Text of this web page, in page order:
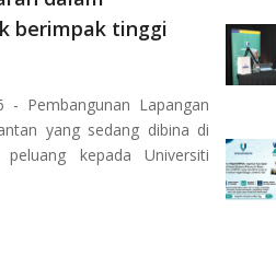
berimpak tinggi
- Pembangunan Lapangan
yang sedang dibina di
kepada Universiti